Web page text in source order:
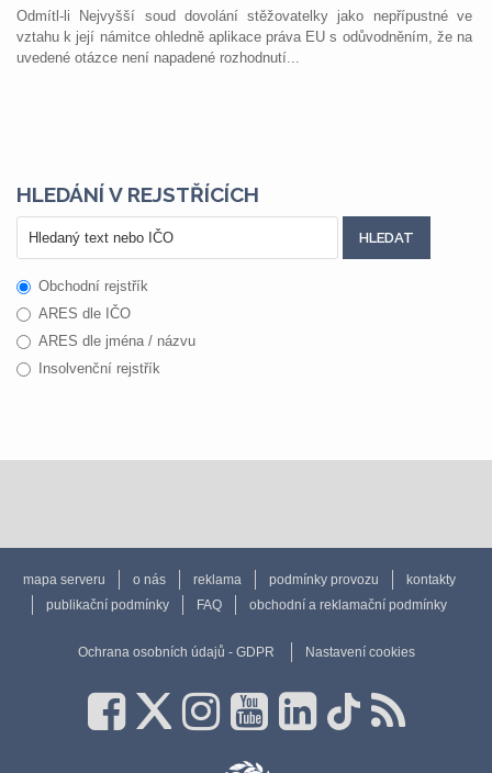
Odmítl-li Nejvyšší soud dovolání stěžovatelky jako nepřípustné ve
vztahu k její námitce ohledně aplikace práva EU s odůvodněním, že na
uvedené otázce není napadené rozhodnutí...
HLEDÁNÍ V REJSTŘÍCÍCH
Obchodní rejstřík
ARES dle IČO
ARES dle jména / názvu
Insolvenční rejstřík
mapa serveru o nás reklama podmínky provozu
kontakty
publikační podmínky
FAQ obchodní a reklamační podmínky
Ochrana osobních údajů - GDPR Nastavení cookies